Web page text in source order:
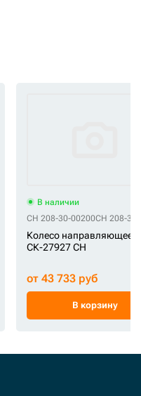
В наличии
CH 208-30-00200CH 208-
Колесо направляющее
СК-27927 CH
от 43 733 руб
В корзину